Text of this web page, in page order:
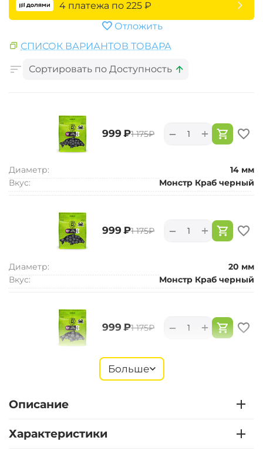
4 платежа по 225 ₽
Отложить
СПИСОК ВАРИАНТОВ ТОВАРА
Сортировать по Доступность
‍999‍ ₽‍1 175‍₽ +
−
Диаметр:
14 мм
Вкус:
Монстр Краб черный
‍999‍ ₽‍1 175‍₽ +
−
Диаметр:
20 мм
Вкус:
Монстр Краб черный
‍999‍ ₽‍1 175‍₽ +
−
Монстр Краб черный
Больше
Описание
Характеристики